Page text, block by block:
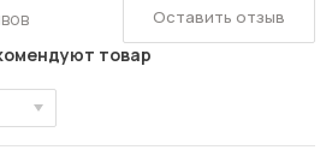
товар
Оставить отзыв